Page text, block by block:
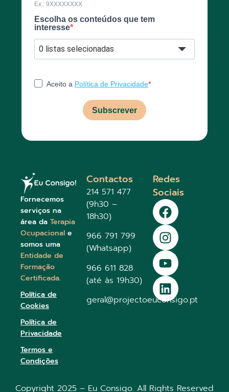
Ex.: 9XXXXXXXX
Escolha os conteúdos que tem
interesse
0 listas selecionadas
Aceito a Política de Privacidade
Subscrever
Fornecemos
serviços na
área da Terapia
Ocupacional e
somos uma
Entidade de
Formação
Certificada.
Política de
Cookies
Política de
Privacidade
Termos e
Condições
Contactos
214 571 477
(9h30 –
18h30)
966 791 799
(Whatsapp)
966 611 828
(até às 19h30)
geral@projectoeuconsigo.pt
Redes
Sociais
Copyright 2025 – Eu Consigo. All Rights Reserved